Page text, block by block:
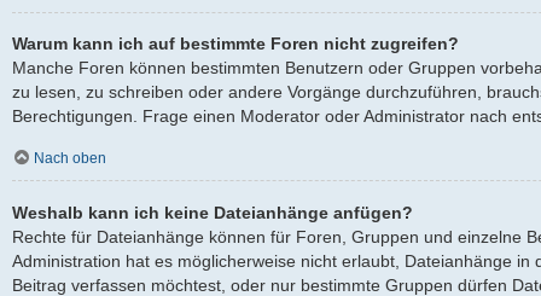
Warum kann ich auf bestimmte Foren nicht zugreifen?
Manche Foren können bestimmten Benutzern oder Gruppen
zu lesen, zu schreiben oder andere Vorgänge durchzuführen,
Berechtigungen. Frage einen Moderator oder Administrator nach
Nach oben
Weshalb kann ich keine Dateianhänge anfügen?
Rechte für Dateianhänge können für Foren, Gruppen und einzelne
Administration hat es möglicherweise nicht erlaubt, Dateianhänge
Beitrag verfassen möchtest, oder nur bestimmte Gruppen dürfen